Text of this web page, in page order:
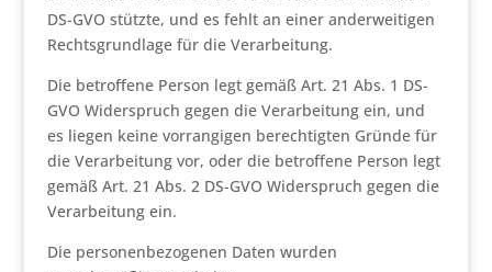
DS-GVO stützte, und es fehlt an einer anderweitigen
Rechtsgrundlage für die Verarbeitung.
Die betroffene Person legt gemäß Art. 21 Abs. 1 DS-
GVO Widerspruch gegen die Verarbeitung ein, und
es liegen keine vorrangigen berechtigten Gründe für
die Verarbeitung vor, oder die betroffene Person legt
gemäß Art. 21 Abs. 2 DS-GVO Widerspruch gegen die
Verarbeitung ein.
Die personenbezogenen Daten wurden